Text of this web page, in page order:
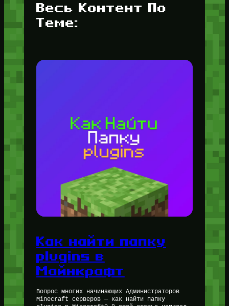
Весь Контент По
Теме:
Как найти папку
plugins в
Майнкрафт
Вопрос многих начинающих Администраторов
Minecraft серверов — как найти папку